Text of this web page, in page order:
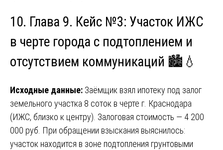
10. Глава 9. Кейс №3: Участок ИЖС
в черте города с подтоплением и
отсутствием коммуникаций 🏙️💧
Исходные данные: Заёмщик взял ипотеку под залог
земельного участка 8 соток в черте г. Краснодара
(ИЖС, близко к центру). Залоговая стоимость — 4 200
000 руб. При обращении взыскания выяснилось:
участок находится в зоне подтопления грунтовыми